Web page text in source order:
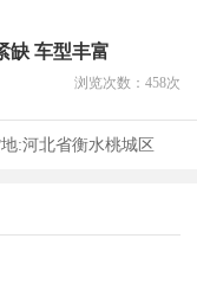
缺 车型丰富
浏览次数： 458次
:河北省衡水桃城区